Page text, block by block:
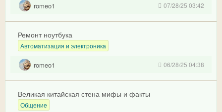
romeo1 07/28/25 03:42
Ремонт ноутбука
Автоматизация и электроника
romeo1 06/28/25 04:38
Великая китайская стена мифы и факты
Общение